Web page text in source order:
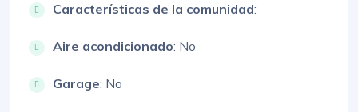
Características de la comunidad:
Aire acondicionado: No
Garage: No